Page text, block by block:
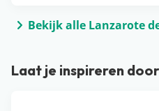
Bekijk alle Lanzarote
Laat je inspireren